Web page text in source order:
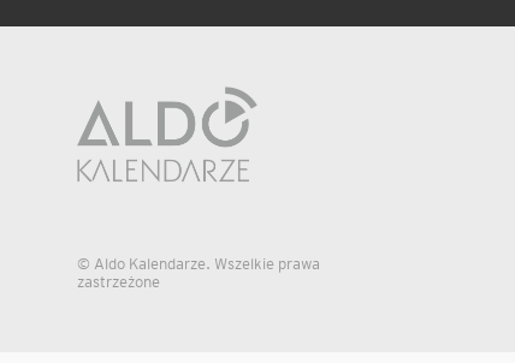
© Aldo Kalendarze. Wszelkie prawa
zastrzeżone